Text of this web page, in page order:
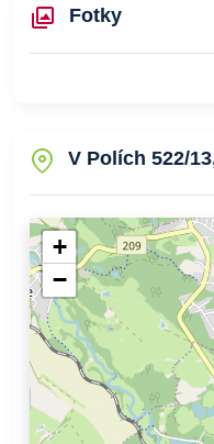
Fotky
V Polích 522/
+
−